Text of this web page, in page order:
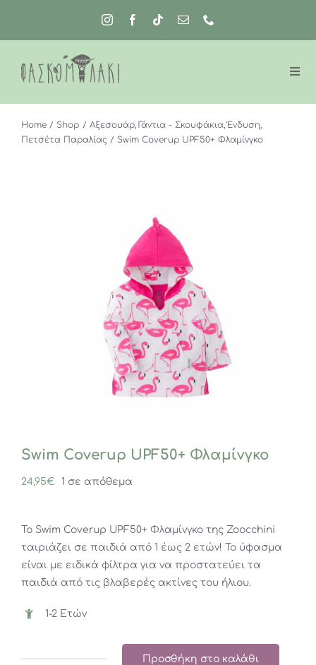
περιεχόμενο
Home Shop Αξεσουάρ Γάντια - Σκουφάκια Ένδυση
Πετσέτα Παραλίας
Swim Coverup UPF50+ Φλαμίνγκο
Swim Coverup UPF50+ Φλαμίνγκο
24,95€ 1 σε απόθεμα
Το Swim Coverup UPF50+ Φλαμίνγκο της Zoocchini
ταιριάζει σε παιδιά από 1 έως 2 ετών! Το ύφασμα
είναι με ειδικά φίλτρα για να προστατεύει τα
παιδιά από τις βλαβερές ακτίνες του ήλιου.
1-2 Ετών
Προσθήκη στο καλάθι